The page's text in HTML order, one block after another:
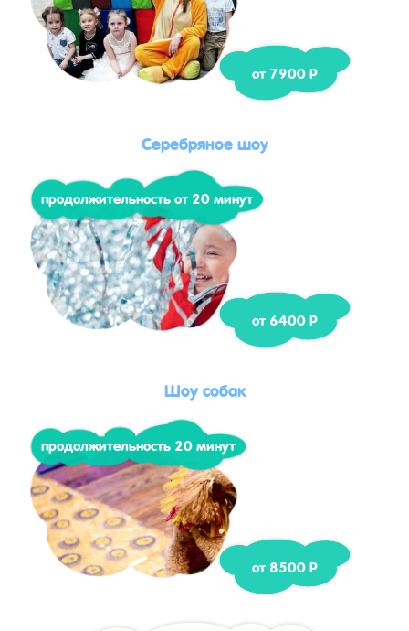
от 7900 Р
Серебряное шоу
продолжительность от 20 минут
от 6400 Р
Шоу собак
продолжительность 20 минут
от 8500 Р